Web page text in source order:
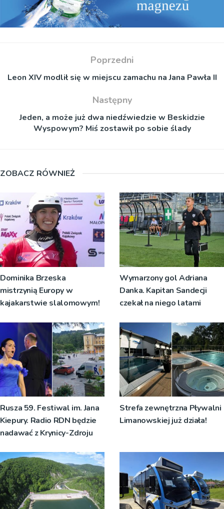
Poprzedni
Leon XIV modlił się w miejscu zamachu na Jana Pawła II
Następny
Jeden, a może już dwa niedźwiedzie w Beskidzie
Wyspowym? Miś zostawił po sobie ślady
ZOBACZ RÓWNIEŻ
Dominika Brzeska
mistrzynią Europy w
kajakarstwie slalomowym!
Wymarzony gol Adriana
Danka. Kapitan Sandecji
czekał na niego latami
Rusza 59. Festiwal im. Jana
Kiepury. Radio RDN będzie
nadawać z Krynicy-Zdroju
Strefa zewnętrzna Pływalni
Limanowskiej już działa!